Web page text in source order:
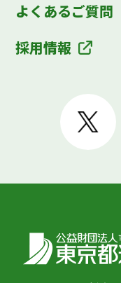
よくあるご質問
採用情報